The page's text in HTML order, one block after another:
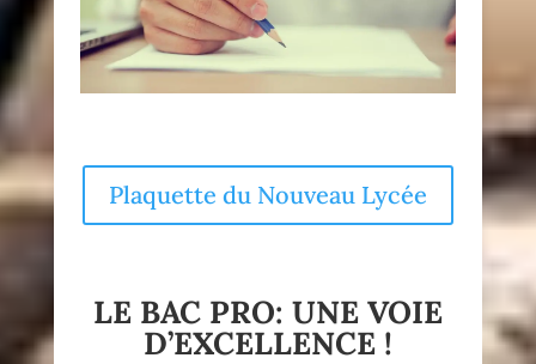
Plaquette du Nouveau Lycée
LE BAC PRO: UNE VOIE
D’EXCELLENCE !